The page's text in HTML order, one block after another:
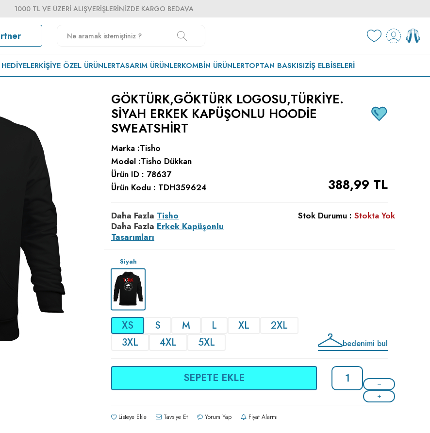
1000 TL VE ÜZERI ALIŞVERIŞLERINIZDE KARGO BEDAVA
KIŞIYE ÖZEL ÜRÜNLERTASARIM ÜRÜNLERKOMBIN ÜRÜNLERTOPTAN BASKISIZİŞ ELBISELERI
GÖKTÜRK,GÖKTÜRK LOGOSU,TÜRKIYE.
SIYAH ERKEK KAPÜŞONLU HOODIE
SWEATSHIRT
Marka :Tisho
Model :Tisho Dükkan
Ürün ID : 78637
Ürün Kodu : TDH359624 388,99 TL
Daha Fazla Tisho
Daha Fazla Erkek Kapüşonlu
Tasarımları
Stok Durumu : Stokta Yok
Siyah
XS S M L XL
2XL
3XL
4XL 5XL bedenimi bul
SEPETE EKLE
Listeye Ekle Tavsiye Et Yorum Yap Fiyat Alarmı